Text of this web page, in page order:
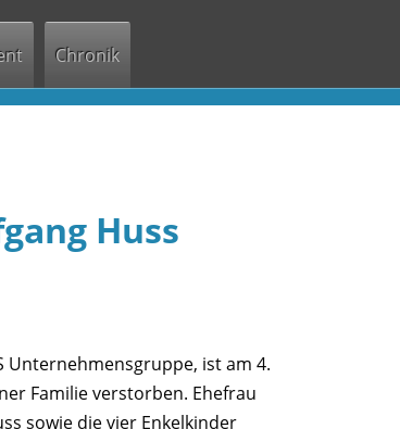
Chronik
Huss
Unternehmensgruppe, ist am 4.
Familie verstorben. Ehefrau
sowie die vier Enkelkinder